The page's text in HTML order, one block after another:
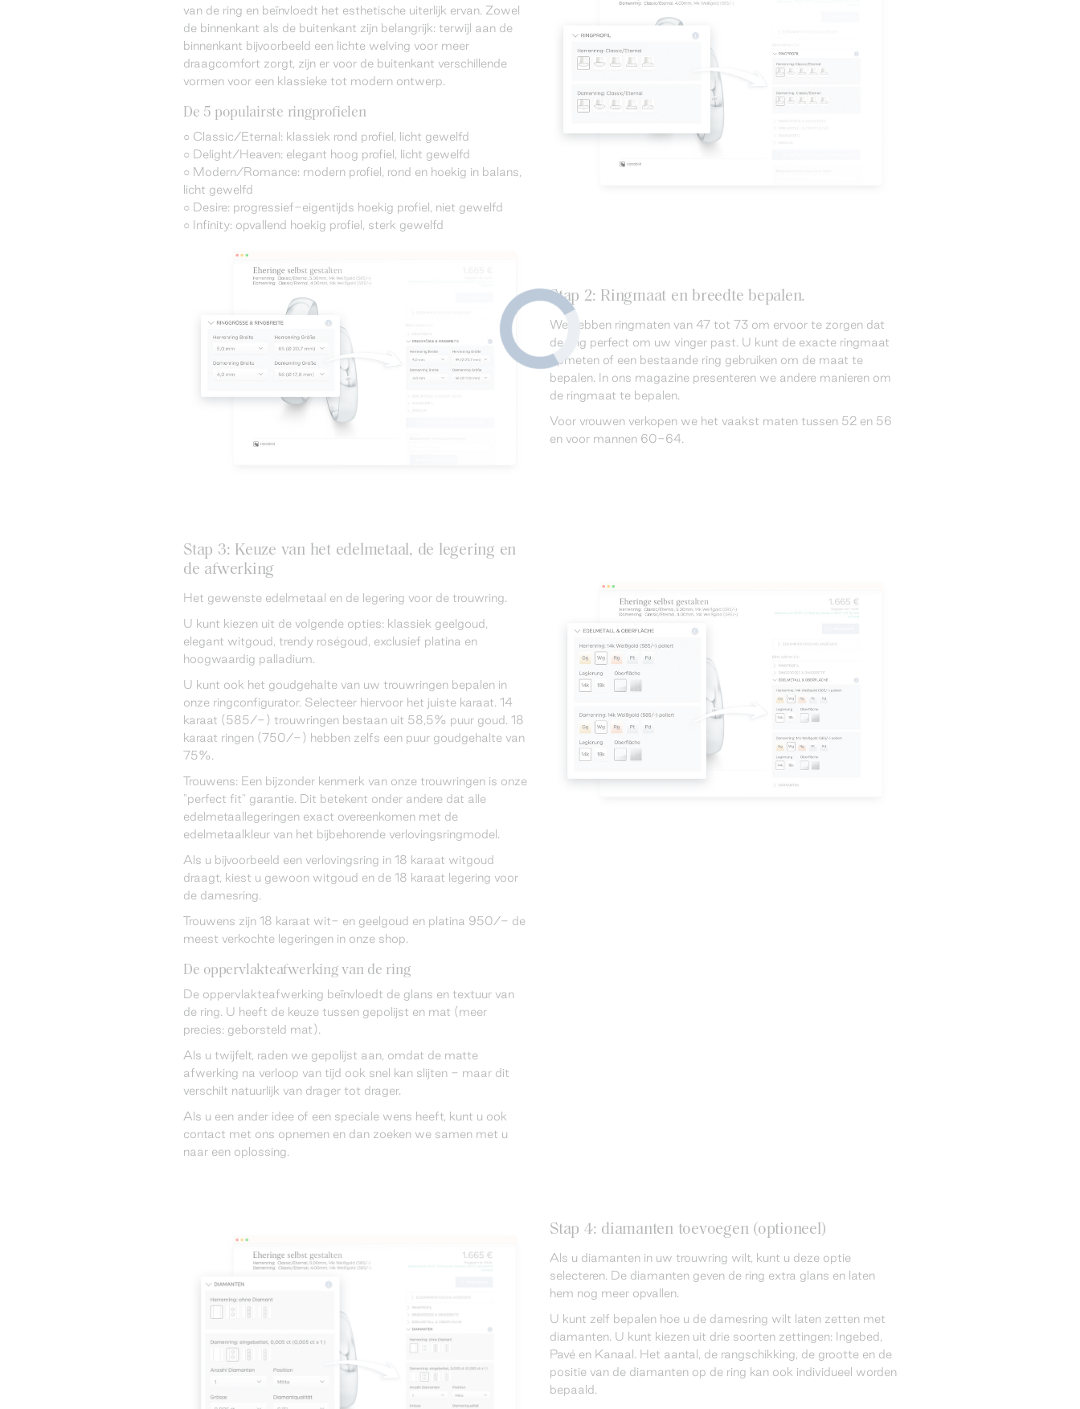
van de ring en beïnvloedt het esthetische uiterlijk ervan. Zowel
de binnenkant als de buitenkant zijn belangrijk: terwijl aan de
binnenkant bijvoorbeeld een lichte welving voor meer
draagcomfort zorgt, zijn er voor de buitenkant verschillende
vormen voor een klassieke tot modern ontwerp.
De 5 populairste ringprofielen
○ Classic/Eternal: klassiek rond profiel, licht gewelfd
○ Delight/Heaven: elegant hoog profiel, licht gewelfd
○ Modern/Romance: modern profiel, rond en hoekig in balans,
licht gewelfd
○ Desire: progressief-eigentijds hoekig profiel, niet gewelfd
○ Infinity: opvallend hoekig profiel, sterk gewelfd
Stap 2: Ringmaat en breedte bepalen.
We hebben ringmaten van 47 tot 73 om ervoor te zorgen dat
de ring perfect om uw vinger past. U kunt de exacte ringmaat
opmeten of een bestaande ring gebruiken om de maat te
bepalen. In ons magazine presenteren we andere manieren om
de ringmaat te bepalen.
Voor vrouwen verkopen we het vaakst maten tussen 52 en 56
en voor mannen 60-64.
Stap 3: Keuze van het edelmetaal, de legering en
de afwerking
Het gewenste edelmetaal en de legering voor de trouwring.
U kunt kiezen uit de volgende opties: klassiek geelgoud,
elegant witgoud, trendy roségoud, exclusief platina en
hoogwaardig palladium.
U kunt ook het goudgehalte van uw trouwringen bepalen in
onze ringconfigurator. Selecteer hiervoor het juiste karaat. 14
karaat (585/-) trouwringen bestaan uit 58,5% puur goud. 18
karaat ringen (750/-) hebben zelfs een puur goudgehalte van
75%.
Trouwens: Een bijzonder kenmerk van onze trouwringen is onze
"perfect fit" garantie. Dit betekent onder andere dat alle
edelmetaallegeringen exact overeenkomen met de
edelmetaalkleur van het bijbehorende verlovingsringmodel.
Als u bijvoorbeeld een verlovingsring in 18 karaat witgoud
draagt, kiest u gewoon witgoud en de 18 karaat legering voor
de damesring.
Trouwens zijn 18 karaat wit- en geelgoud en platina 950/- de
meest verkochte legeringen in onze shop.
De oppervlakteafwerking van de ring
De oppervlakteafwerking beïnvloedt de glans en textuur van
de ring. U heeft de keuze tussen gepolijst en mat (meer
precies: geborsteld mat).
Als u twijfelt, raden we gepolijst aan, omdat de matte
afwerking na verloop van tijd ook snel kan slijten - maar dit
verschilt natuurlijk van drager tot drager.
Als u een ander idee of een speciale wens heeft, kunt u ook
contact met ons opnemen en dan zoeken we samen met u
naar een oplossing.
Stap 4: diamanten toevoegen (optioneel)
Als u diamanten in uw trouwring wilt, kunt u deze optie
selecteren. De diamanten geven de ring extra glans en laten
hem nog meer opvallen.
U kunt zelf bepalen hoe u de damesring wilt laten zetten met
diamanten. U kunt kiezen uit drie soorten zettingen: Ingebed,
Pavé en Kanaal. Het aantal, de rangschikking, de grootte en de
positie van de diamanten op de ring kan ook individueel worden
bepaald.